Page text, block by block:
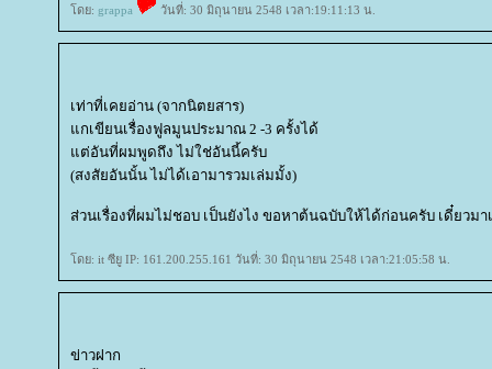
ดย: grappa วันที่: 30 มิถุนายน 2548 เวลา:19:11:13 น.
เท่าที่เคยอ่าน (จากนิตยสาร)
กเขียนเรื่องฟูลมูนประมาณ 2 -3 ครั้งได้
ต่อันที่ผมพูดถึง ไม่ใช่อันนี้ครับ
(สงสัยอันนั้น ไม่ได้เอามารวมเล่มมั้ง)
ส่วนเรื่องที่ผมไม่ชอบ เป็นยังไง ขอหาต้นฉบับให้ได้ก่อนครับ เดี๋ยวมา
ดย: it ซียู IP: 161.200.255.161 วันที่: 30 มิถุนายน 2548 เวลา:21:05:58 น.
ข่าวฝาก